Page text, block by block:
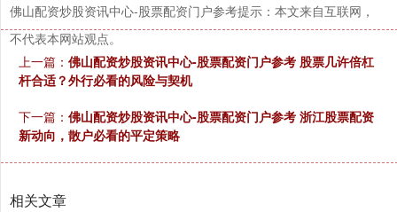
佛山配资炒股资讯中心-股票配资门户参考提示：本文来自互联网，
不代表本网站观点。
上一篇： 佛山配资炒股资讯中心-股票配资门户参考 股票几许倍杠
杆合适？外行必看的风险与契机
下一篇： 佛山配资炒股资讯中心-股票配资门户参考 浙江股票配资
新动向，散户必看的平定策略
相关文章